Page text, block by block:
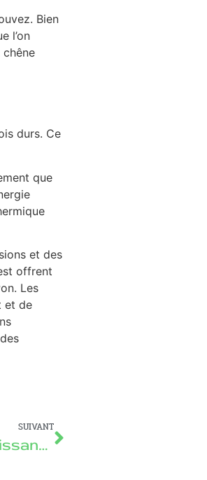
Bien
l’on
durs. Ce
que
et des
offrent
Les
et de
SUIVANT
Comment calculer la puissance thermique de son poele a bois ?